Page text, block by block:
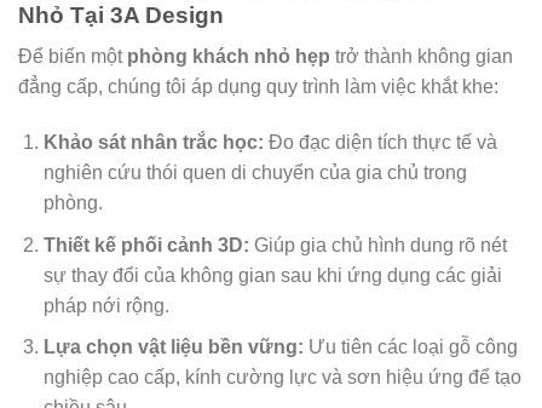
Nhỏ Tại 3A Design
Để biến một phòng khách nhỏ hẹp trở thành không gian
đẳng cấp, chúng tôi áp dụng quy trình làm việc khắt khe:
Khảo sát nhân trắc học: Đo đạc diện tích thực tế và
nghiên cứu thói quen di chuyển của gia chủ trong
phòng.
Thiết kế phối cảnh 3D: Giúp gia chủ hình dung rõ nét
sự thay đổi của không gian sau khi ứng dụng các giải
pháp nới rộng.
Lựa chọn vật liệu bền vững: Ưu tiên các loại gỗ công
nghiệp cao cấp, kính cường lực và sơn hiệu ứng để tạo